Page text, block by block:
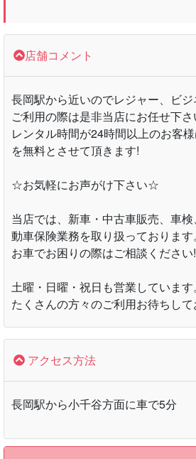
店舗コメント
長岡駅から近いのでレジャー、ビ
ご利用の際は是非当店にお任せ下さ
レンタル時間が24時間以上のお客
を無料とさせて頂きます!
☆お気軽にお声がけ下さい☆
当店では、新車・中古車販売、車
動車保険業務を取り扱っております。
お車でお困りの際はご相談ください!
土曜・日曜・祝日も営業しています。
たくさんの方々のご利用お待ちし
アクセス方法
長岡駅から小千谷方面に車で5分